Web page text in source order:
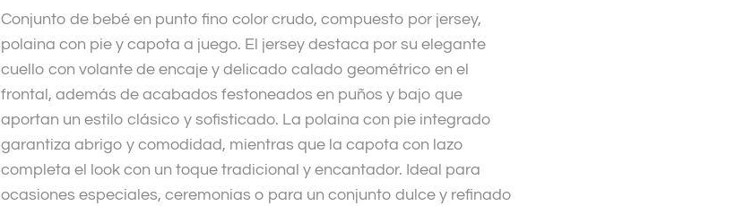
Conjunto de bebé en punto fino color crudo, compuesto por jersey,
polaina con pie y capota a juego. El jersey destaca por su elegante
cuello con volante de encaje y delicado calado geométrico en el
frontal, además de acabados festoneados en puños y bajo que
aportan un estilo clásico y sofisticado. La polaina con pie integrado
garantiza abrigo y comodidad, mientras que la capota con lazo
completa el look con un toque tradicional y encantador. Ideal para
ocasiones especiales, ceremonias o para un conjunto dulce y refinado